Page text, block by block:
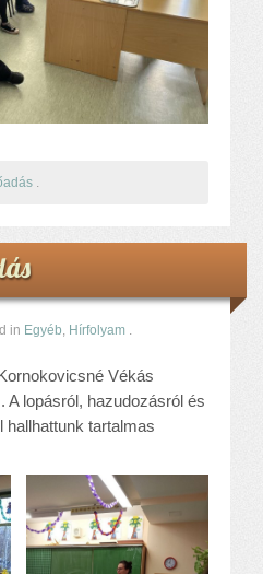
.
in Egyéb, Hírfolyam .
Vékás
A lopásról, hazudozásról és
tartalmas